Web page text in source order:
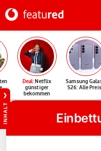
Deal: Netflix
günstiger
bekommen
Samsung
S26: Alle
INHALT